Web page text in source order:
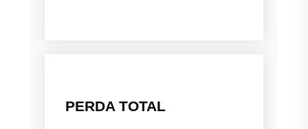
PERDA TOTAL